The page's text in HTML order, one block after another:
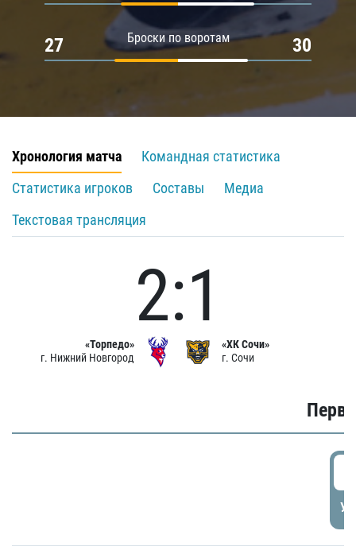
Броски по воротам
27 30
Хронология матча
Командная статистика
Статистика игроков
Составы
Медиа
Текстовая трансляция
«Торпедо»
г. Нижний Новгород
2:1
«ХК Сочи»
г. Сочи